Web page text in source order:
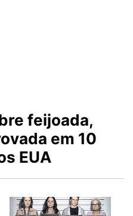
feijoada,
em 10
EUA